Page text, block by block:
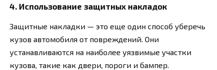
4. Использование защитных накладок
Защитные накладки — это еще один способ уберечь
кузов автомобиля от повреждений. Они
устанавливаются на наиболее уязвимые участки
кузова, такие как двери, пороги и бампер.